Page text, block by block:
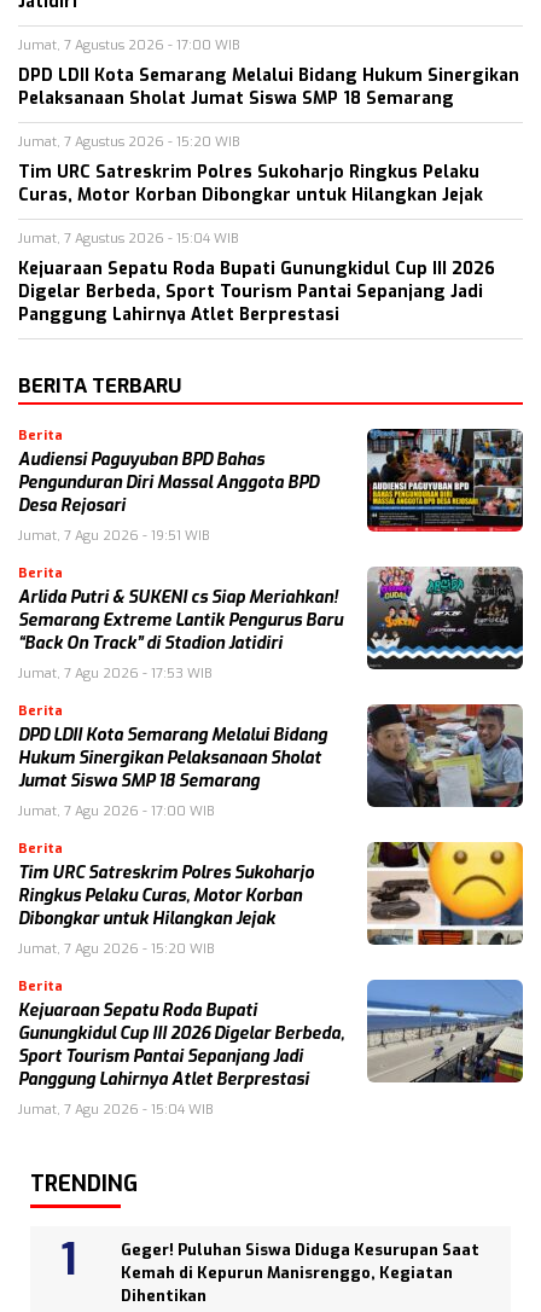
Jumat, 7 Agustus 2026 - 17:00 WIB
DPD LDII Kota Semarang Melalui Bidang Hukum Sinergikan
Pelaksanaan Sholat Jumat Siswa SMP 18 Semarang
Jumat, 7 Agustus 2026 - 15:20 WIB
Tim URC Satreskrim Polres Sukoharjo Ringkus Pelaku
Curas, Motor Korban Dibongkar untuk Hilangkan Jejak
Jumat, 7 Agustus 2026 - 15:04 WIB
Kejuaraan Sepatu Roda Bupati Gunungkidul Cup III 2026
Digelar Berbeda, Sport Tourism Pantai Sepanjang Jadi
Panggung Lahirnya Atlet Berprestasi
BERITA TERBARU
Berita
Audiensi Paguyuban BPD Bahas
Pengunduran Diri Massal Anggota BPD
Desa Rejosari
Jumat, 7 Agu 2026 - 19:51 WIB
Berita
Arlida Putri & SUKENI cs Siap Meriahkan!
Semarang Extreme Lantik Pengurus Baru
“Back On Track” di Stadion Jatidiri
Jumat, 7 Agu 2026 - 17:53 WIB
Berita
DPD LDII Kota Semarang Melalui Bidang
Hukum Sinergikan Pelaksanaan Sholat
Jumat Siswa SMP 18 Semarang
Jumat, 7 Agu 2026 - 17:00 WIB
Berita
Tim URC Satreskrim Polres Sukoharjo
Ringkus Pelaku Curas, Motor Korban
Dibongkar untuk Hilangkan Jejak
Jumat, 7 Agu 2026 - 15:20 WIB
Berita
Kejuaraan Sepatu Roda Bupati
Gunungkidul Cup III 2026 Digelar Berbeda,
Sport Tourism Pantai Sepanjang Jadi
Panggung Lahirnya Atlet Berprestasi
Jumat, 7 Agu 2026 - 15:04 WIB
TRENDING
Geger! Puluhan Siswa Diduga Kesurupan Saat
Kemah di Kepurun Manisrenggo, Kegiatan
Dihentikan